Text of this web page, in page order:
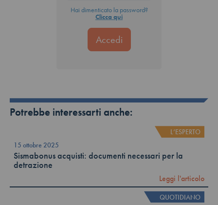
Hai dimenticato la password?
Clicca qui
Potrebbe interessarti anche:
L’ESPERTO
15 ottobre 2025
Sismabonus acquisti: documenti necessari per la
detrazione
Leggi l'articolo
QUOTIDIANO